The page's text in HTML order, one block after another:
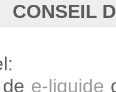
CONSEIL
e-liquide